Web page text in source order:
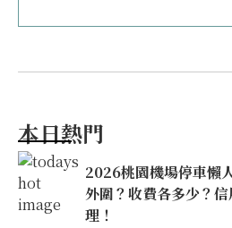
本日熱門
2026桃園機場停車懶
外圍？收費各多少？
理！